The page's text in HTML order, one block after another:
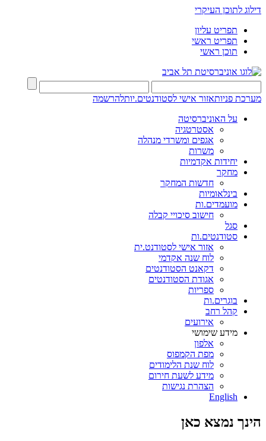
דילוג לתוכן העיקרי
תפריט עליון
תפריט ראשי
תוכן ראשי
מערכת פניותאזור אישי לסטודנטים.יותלהרשמה
על האוניברסיטה
אסטרטגיה
אגפים ומשרדי מנהלה
משרות
יחידות אקדמיות
מחקר
חדשות המחקר
בינלאומיות
מועמדים.ות
חישוב סיכויי קבלה
סגל
סטודנטים.ות
אזור אישי לסטודנט.ית
לוח שנה אקדמי
דקאנט הסטודנטים
אגודת הסטודנטים
ספריות
בוגרים.ות
קהל רחב
אירועים
מידע שימושי
אלפון
מפת הקמפוס
לוח שנת הלימודים
מידע לשעת חירום
הצהרת נגישות
English
הינך נמצא כאן